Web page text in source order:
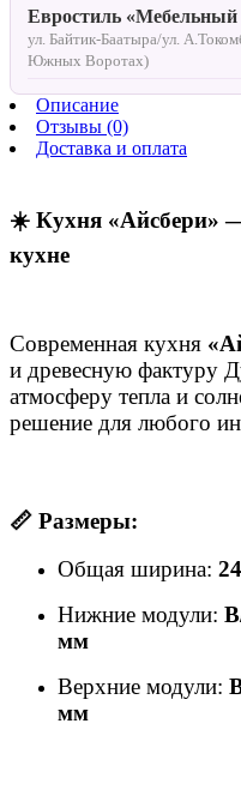
Евростиль
ул. Байтик-Баатыра/ул.
Южных Воротах)
Описание
Отзывы (0)
Доставка и оплата
☀️ Кухня «Айсбери»
кухне
Современная кухня
и древесную фактуру
атмосферу тепла и
решение для любого
📏 Размеры:
Общая ширина:
Нижние модули:
мм
Верхние модули:
мм